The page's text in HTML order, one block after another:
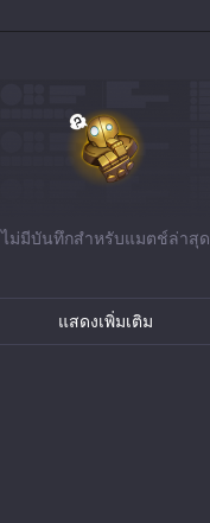
ไม่มีบันทึกสำหรับแมตช์ล่าสุด
แสดงเพิ่มเติม